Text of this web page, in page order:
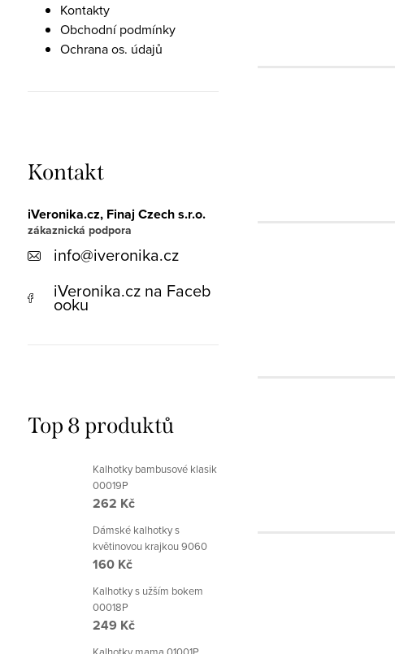
Kontakty
Obchodní podmínky
Ochrana os. údajů
Kontakt
iVeronika.cz, Finaj Czech s.r.o.
info@iveronika.cz
iVeronika.cz na Faceb
ooku
Top 8 produktů
Kalhotky bambusové klasik
00019P
262 Kč
Dámské kalhotky s
květinovou krajkou 9060
160 Kč
Kalhotky s užším bokem
00018P
249 Kč